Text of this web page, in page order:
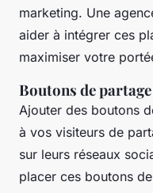
marketing. Une
aider à intégrer ces
maximiser votre
Boutons de partage
Ajouter des boutons
à vos visiteurs de
sur leurs réseaux
placer ces boutons